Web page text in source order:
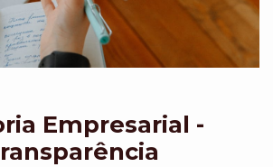
Empresarial -